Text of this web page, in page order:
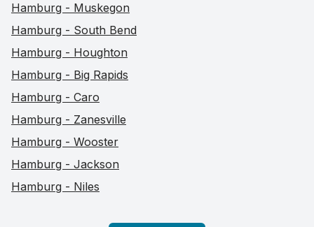
Hamburg - Muskegon
Hamburg - South Bend
Hamburg - Houghton
Hamburg - Big Rapids
Hamburg - Caro
Hamburg - Zanesville
Hamburg - Wooster
Hamburg - Jackson
Hamburg - Niles